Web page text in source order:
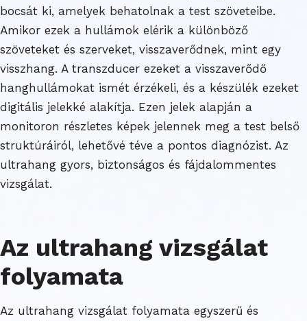
bocsát ki, amelyek behatolnak a test szöveteibe.
Amikor ezek a hullámok elérik a különböző
szöveteket és szerveket, visszaverődnek, mint egy
visszhang. A transzducer ezeket a visszaverődő
hanghullámokat ismét érzékeli, és a készülék ezeket
digitális jelekké alakítja. Ezen jelek alapján a
monitoron részletes képek jelennek meg a test belső
struktúráiról, lehetővé téve a pontos diagnózist. Az
ultrahang gyors, biztonságos és fájdalommentes
vizsgálat.
Az ultrahang vizsgálat
folyamata
Az ultrahang vizsgálat folyamata egyszerű és